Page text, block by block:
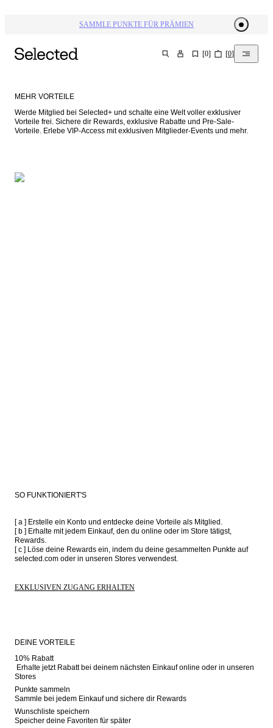
SAMMLE PUNKTE FÜR PRÄMIEN
SUCHEN [0] [0]
MEHR VORTEILE
Werde Mitglied bei Selected+ und schalte eine Welt voller exklusiver
Vorteile frei. Sichere dir Rewards, exklusive Rabatte und Pre-Sale-
Vorteile. Erlebe VIP-Access mit exklusiven Mitglieder-Events und mehr.
SO FUNKTIONIERT'S
[ a ] Erstelle ein Konto und entdecke deine Vorteile als Mitglied.
[ b ] Erhalte mit jedem Einkauf, den du online oder im Store tätigst,
Rewards.
[ c ] Löse deine Rewards ein, indem du deine gesammelten Punkte auf
selected.com oder in unseren Stores verwendest.
EXKLUSIVEN ZUGANG ERHALTEN
DEINE VORTEILE
10% Rabatt
Stores
Punkte sammeln
Sammle bei jedem Einkauf und sichere dir Rewards
Wunschliste speichern
Speicher deine Favoriten für später